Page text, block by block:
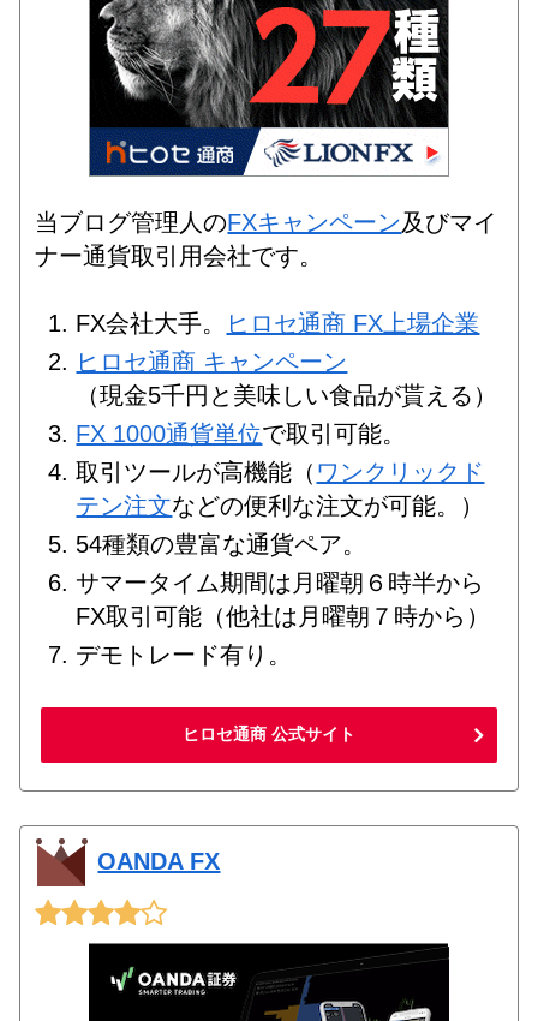
当ブログ管理人のFXキャンペーン及びマイ
ナー通貨取引用会社です。
FX会社大手。
ヒロセ通商 FX上場企業
ヒロセ通商 キャンペーン
（現金5千円と美味しい食品が貰える）
FX 1000通貨単位で取引可能。
取引ツールが高機能（ ワンクリックド
テン注文などの便利な注文が可能。）
54種類の豊富な通貨ペア。
サマータイム期間は月曜朝６時半から
FX取引可能（他社は月曜朝７時から）
デモトレード有り。
ヒロセ通商 公式サイト
OANDA FX